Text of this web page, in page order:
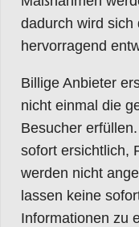
dadurch wird sich
hervorragend
Billige Anbieter
nicht einmal die
Besucher
sofort ersichtlich,
werden nicht
lassen keine
Informationen zu